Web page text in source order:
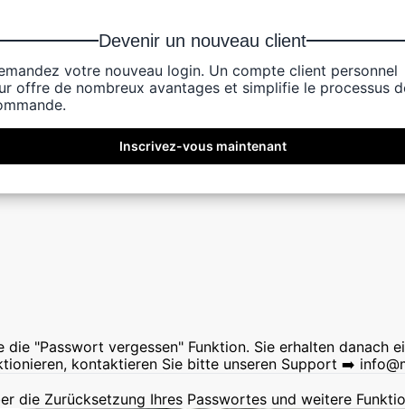
Devenir un nouveau client
votre nouveau login. Un compte client personnel
offre de nombreux avantages et simplifie le processus
Inscrivez-vous maintenant
die "Passwort vergessen" Funktion. Sie erhalten danach
kontaktieren Sie bitte unseren Support ➡️
die Zurücksetzung Ihres Passwortes und weitere